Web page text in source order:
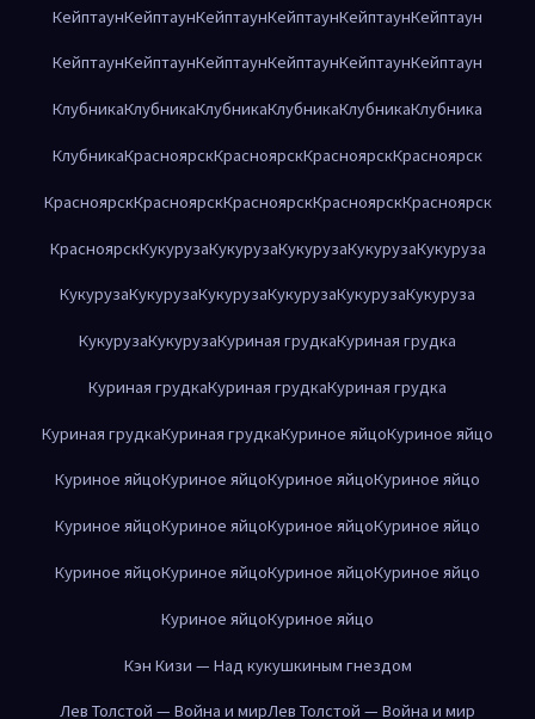
КейптаунКейптаунКейптаунКейптаунКейптаунКейптаун
КейптаунКейптаунКейптаунКейптаунКейптаунКейптаун
КлубникаКлубникаКлубникаКлубникаКлубникаКлубника
КлубникаКрасноярскКрасноярскКрасноярскКрасноярск
КрасноярскКрасноярскКрасноярскКрасноярскКрасноярск
КрасноярскКукурузаКукурузаКукурузаКукурузаКукуруза
КукурузаКукурузаКукурузаКукурузаКукурузаКукуруза
КукурузаКукурузаКуриная грудкаКуриная грудка
Куриная грудкаКуриная грудкаКуриная грудка
Куриная грудкаКуриная грудкаКуриное яйцоКуриное яйцо
Куриное яйцоКуриное яйцоКуриное яйцоКуриное яйцо
Куриное яйцоКуриное яйцоКуриное яйцоКуриное яйцо
Куриное яйцоКуриное яйцоКуриное яйцоКуриное яйцо
Куриное яйцоКуриное яйцо
Кэн Кизи — Над кукушкиным гнездом
Лев Толстой — Война и мирЛев Толстой — Война и мир